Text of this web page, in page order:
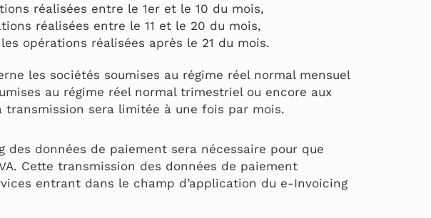
réalisées entre le 1er et le 10 du mois,
réalisées entre le 11 et le 20 du mois,
opérations réalisées après le 21 du mois.
les sociétés soumises au régime réel normal mensuel
au régime réel normal trimestriel ou encore aux
transmission sera limitée à une fois par mois.
des données de paiement sera nécessaire pour que
Cette transmission des données de paiement
entrant dans le champ d’application du e-Invoicing